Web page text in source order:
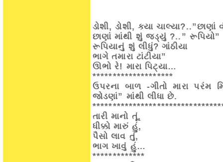
ડોશી, ડોશી, ક્યા ચાલ્યા?..”છાણાં
છાણાં માંથી શું જડ્યું ?..” રૂપિયો”
રૂપિયાનું શું લીધું? ગાંઠીયા
ભાગે તમારા ટાંટીયા”
ઊભો રે! મારા પિટ્યા…
********************
ઉપરના બાળ -ગીતો મારા
જોડણાં” માંથી લીધા છે.
તારી માનો તૂં,
ધીક્કો મારું હું,
પૈસો લાવ તું,
ભાગ ખાવું હું…
*************